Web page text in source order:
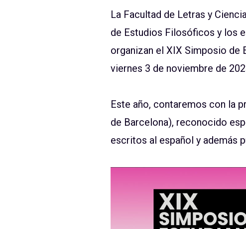
La Facultad de Letras y
de Estudios Filosóficos y los
organizan el XIX Simposio de
viernes 3 de noviembre de
Este año, contaremos con la
de Barcelona), reconocido
escritos al español y además